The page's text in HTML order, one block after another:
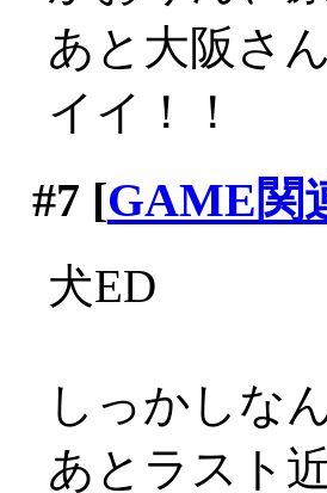
あと大阪さ
イイ！！
#7 [GAME関
犬ED
しっかしな
あとラスト